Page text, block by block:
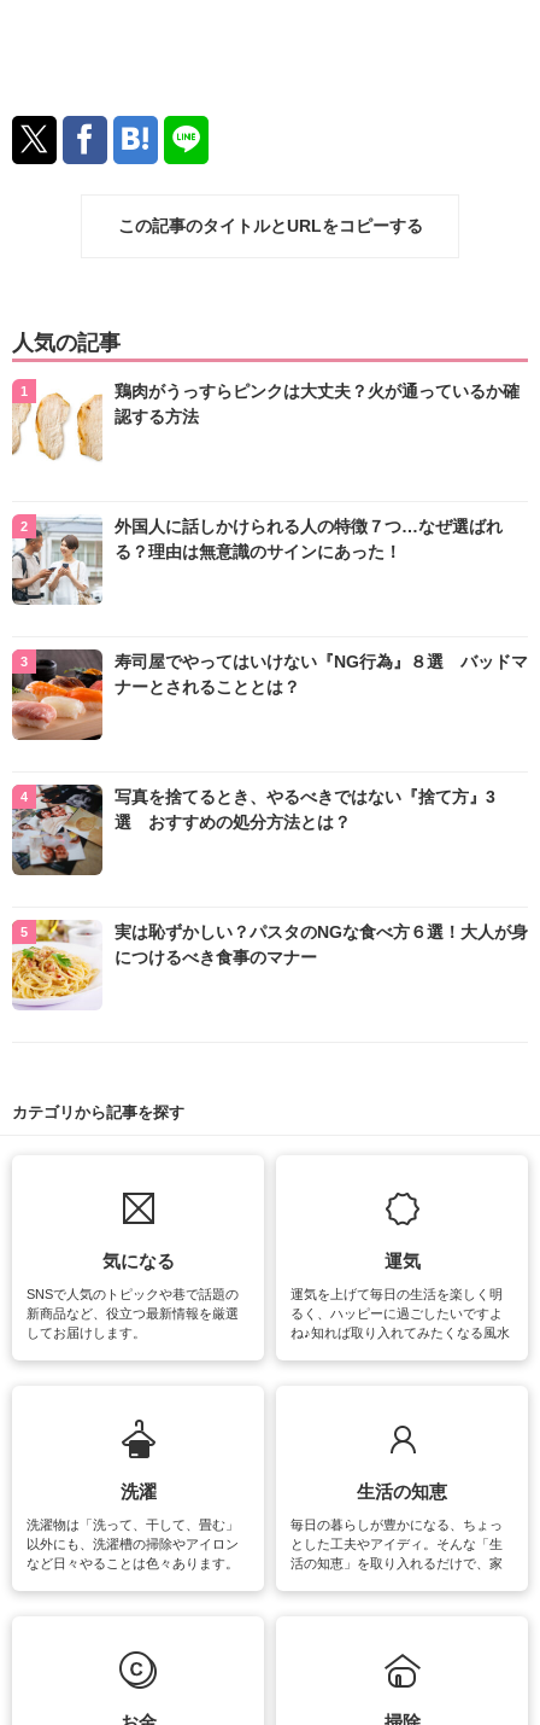
この記事のタイトルとURLをコピーする
人気の記事
鶏肉がうっすらピンクは大丈夫？火が通っているか確
認する方法
外国人に話しかけられる人の特徴７つ…なぜ選ばれ
る？理由は無意識のサインにあった！
寿司屋でやってはいけない『NG行為』８選 バッドマ
ナーとされることとは？
写真を捨てるとき、やるべきではない『捨て方』3
選 おすすめの処分方法とは？
実は恥ずかしい？パスタのNGな食べ方６選！大人が身
につけるべき食事のマナー
カテゴリから記事を探す
気になる
SNSで人気のトピックや巷で話題の
新商品など、役立つ最新情報を厳選
してお届けします。
運気
運気を上げて毎日の生活を楽しく明
るく、ハッピーに過ごしたいですよ
ね♪知れば取り入れてみたくなる風水
洗濯
洗濯物は「洗って、干して、畳む」
以外にも、洗濯槽の掃除やアイロン
など日々やることは色々あります。
マットなどの大きな洗濯物も、正し
い洗い方をすれば自宅で洗うことが
報やお悩み解消のための情報をご紹
生活の知恵
毎日の暮らしが豊かになる、ちょっ
とした工夫やアイディ。そんな「生
活の知恵」を取り入れるだけで、家